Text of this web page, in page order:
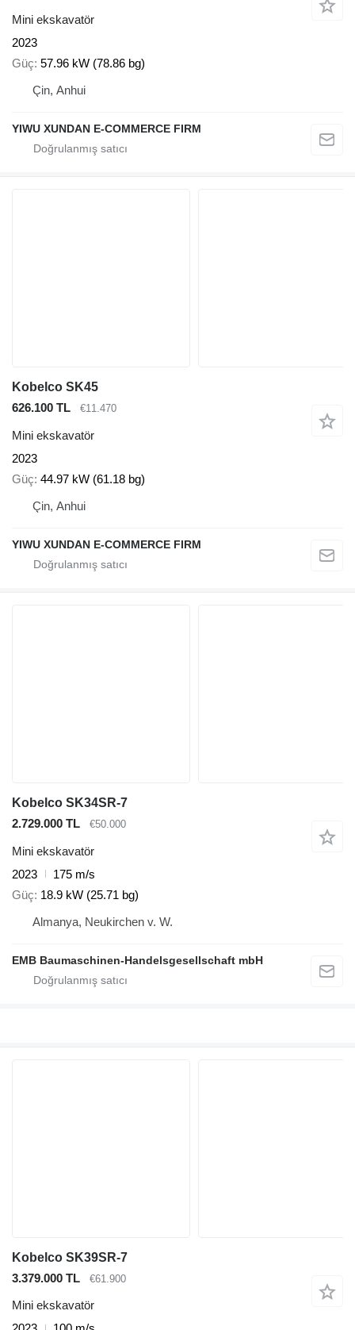
Mini ekskavatör
2023
Güç 57.96 kW (78.86 bg)
Çin, Anhui
YIWU XUNDAN E-COMMERCE FIRM
Kobelco SK45
626.100 TL
€11.470
Mini ekskavatör
2023
Güç 44.97 kW (61.18 bg)
Çin, Anhui
YIWU XUNDAN E-COMMERCE FIRM
Kobelco SK34SR-7
2.729.000 TL
€50.000
Mini ekskavatör
2023
175 m/s
Güç 18.9 kW (25.71 bg)
Almanya, Neukirchen v. W.
EMB Baumaschinen-Handelsgesellschaft mbH
Kobelco SK39SR-7
3.379.000 TL
€61.900
Mini ekskavatör